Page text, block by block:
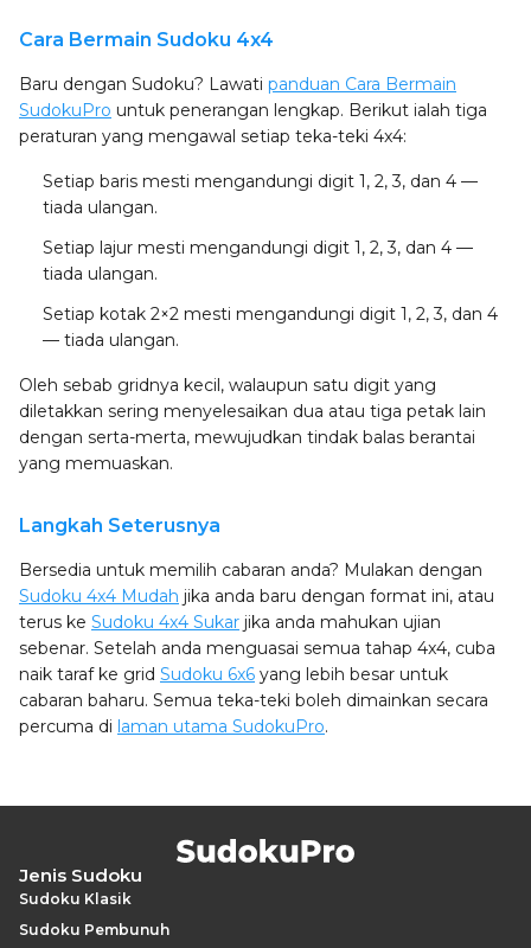
Cara Bermain Sudoku 4x4
Baru dengan Sudoku? Lawati panduan Cara Bermain
SudokuPro untuk penerangan lengkap. Berikut ialah tiga
peraturan yang mengawal setiap teka-teki 4x4:
Setiap baris mesti mengandungi digit 1, 2, 3, dan 4 —
tiada ulangan.
Setiap lajur mesti mengandungi digit 1, 2, 3, dan 4 —
tiada ulangan.
Setiap kotak 2×2 mesti mengandungi digit 1, 2, 3, dan 4
— tiada ulangan.
Oleh sebab gridnya kecil, walaupun satu digit yang
diletakkan sering menyelesaikan dua atau tiga petak lain
dengan serta-merta, mewujudkan tindak balas berantai
yang memuaskan.
Langkah Seterusnya
Bersedia untuk memilih cabaran anda? Mulakan dengan
Sudoku 4x4 Mudah jika anda baru dengan format ini, atau
terus ke Sudoku 4x4 Sukar jika anda mahukan ujian
sebenar. Setelah anda menguasai semua tahap 4x4, cuba
naik taraf ke grid Sudoku 6x6 yang lebih besar untuk
cabaran baharu. Semua teka-teki boleh dimainkan secara
percuma di laman utama SudokuPro.
Jenis Sudoku
Sudoku Klasik
Sudoku Pembunuh